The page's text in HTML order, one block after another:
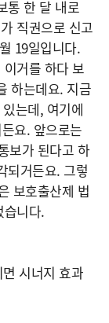
통 한 달 내로
직권으로 신고
19일입니다.
거를 하다 보
하는데요. 지금
는데, 여기에
요. 앞으로는
보가 된다고 하
되거든요. 그렇
보호출산제 법
니다.
시너지 효과